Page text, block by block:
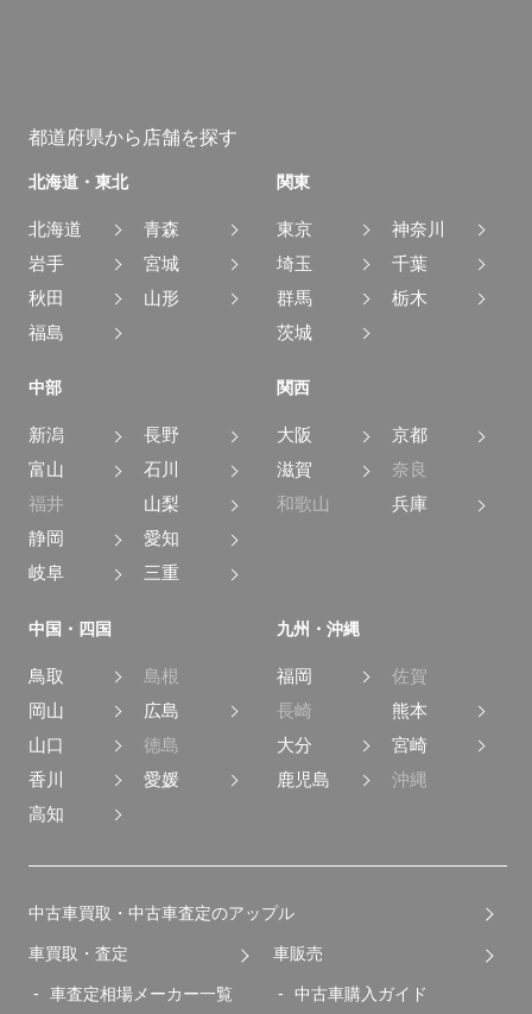
都道府県から店舗を探す
北海道・東北
北海道
青森
岩手
宮城
秋田
山形
福島
関東
東京
神奈川
埼玉
千葉
群馬
栃木
茨城
中部
新潟
長野
富山
石川
福井
山梨
静岡
愛知
岐阜
三重
関西
大阪
京都
滋賀
奈良
和歌山
兵庫
中国・四国
鳥取
島根
岡山
広島
山口
徳島
香川
愛媛
高知
九州・沖縄
福岡
佐賀
長崎
熊本
大分
宮崎
鹿児島
沖縄
中古車買取・中古車査定のアップル
車買取・査定
車査定相場メーカー一覧
車販売
中古車購入ガイド